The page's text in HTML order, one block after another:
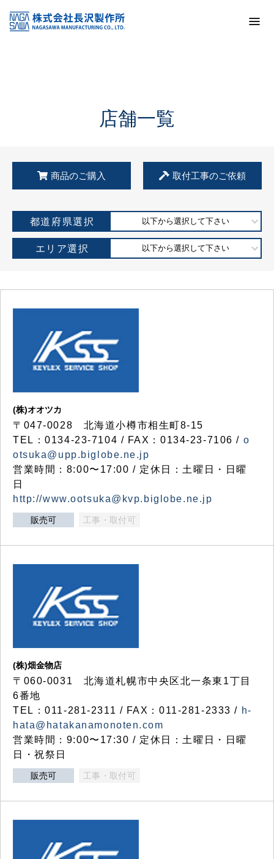
KSS加盟店・取扱店情報
店舗一覧
店舗一覧
商品のご購入 取付工事のご依頼
都道府県選択 以下から選択して下さい
エリア選択 以下から選択して下さい
(株)オオツカ
〒047-0028 北海道小樽市相生町8-15
TEL：0134-23-7104 / FAX：0134-23-7106 / o
otsuka@upp.biglobe.ne.jp
営業時間：8:00〜17:00 / 定休日：土曜日・日曜
日
http://www.ootsuka@kvp.biglobe.ne.jp
販売可 工事・取付可
(株)畑金物店
〒060-0031 北海道札幌市中央区北一条東1丁目
6番地
TEL：011-281-2311 / FAX：011-281-2333 / h-
hata@hatakanamonoten.com
営業時間：9:00〜17:30 / 定休日：土曜日・日曜
日・祝祭日
販売可 工事・取付可